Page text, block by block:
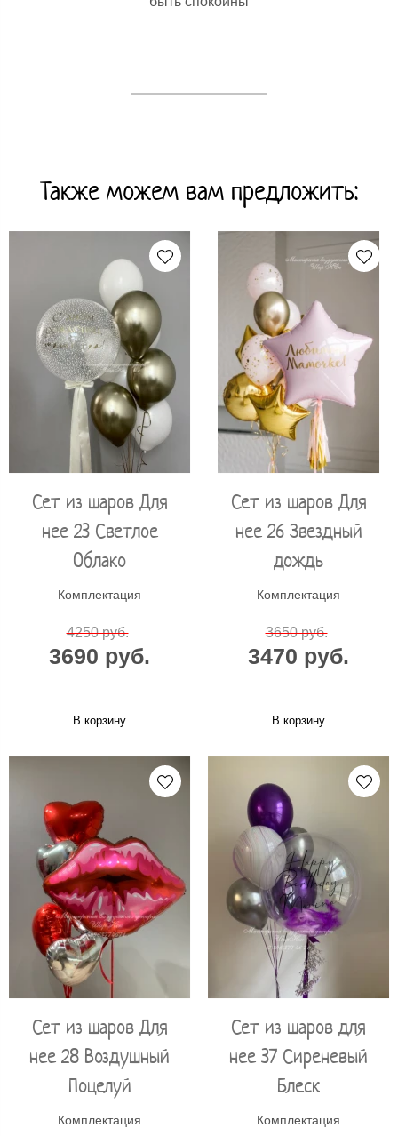
Также можем вам предложить:
Сет из шаров Для
нее 23 Светлое
Облако
Комплектация
4250 руб.
3690 руб.
В корзину
Сет из шаров Для
нее 26 Звездный
дождь
Комплектация
3650 руб.
3470 руб.
В корзину
Сет из шаров Для
нее 28 Воздушный
Поцелуй
Комплектация
Сет из шаров для
нее 37 Сиреневый
Блеск
Комплектация